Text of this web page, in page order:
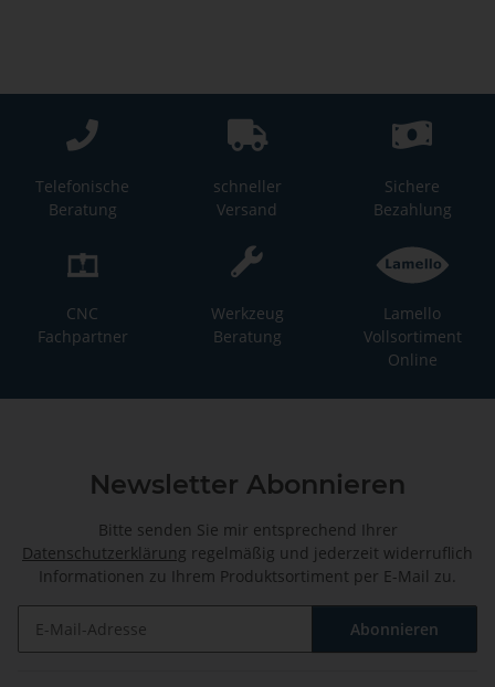
Telefonische
Beratung
schneller
Versand
Sichere
Bezahlung
CNC
Fachpartner
Werkzeug
Beratung
Lamello
Vollsortiment
Online
Newsletter Abonnieren
Bitte senden Sie mir entsprechend Ihrer
Datenschutzerklärung regelmäßig und jederzeit widerruflich
Informationen zu Ihrem Produktsortiment per E-Mail zu.
Abonnieren